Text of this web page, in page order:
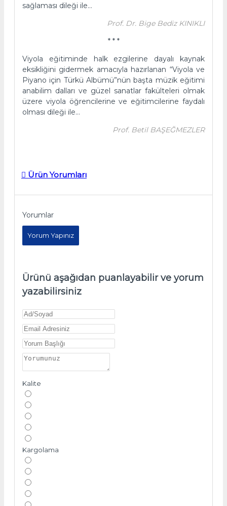
sağlaması dileği ile…
Prof. Dr. Bige Bediz KINIKLI
* * *
Viyola eğitiminde halk ezgilerine dayalı kaynak
eksikliğini gidermek amacıyla hazırlanan “Viyola ve
Piyano için Türkü Albümü”nün başta müzik eğitimi
anabilim dalları ve güzel sanatlar fakülteleri olmak
üzere viyola öğrencilerine ve eğitimcilerine faydalı
olması dileği ile…
Prof. Betil BAŞEĞMEZLER
Ürün Yorumları
Yorumlar
Yorum Yapınız
Ürünü aşağıdan puanlayabilir ve yorum
yazabilirsiniz
Kalite
Kargolama